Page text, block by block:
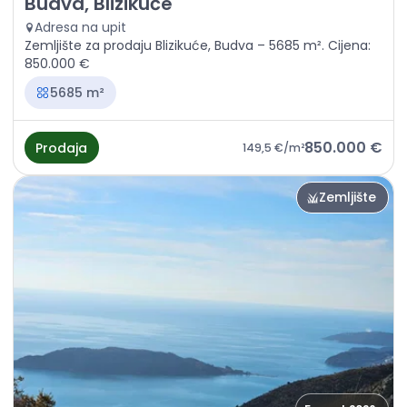
Adresa na upit
Zemljište za prodaju Blizikuće, Budva – 5685 m². Cijena:
850.000 €
5685 m²
Prodaja 149,5 €/m²850.000 €
Zemljište